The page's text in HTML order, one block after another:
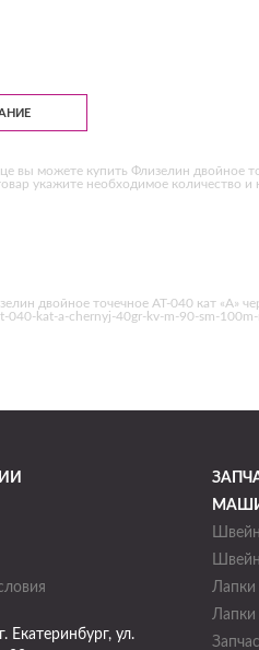
вы можете купить Флизелин двойное
укажите необходимое количество и
двойное точечное AT-040 кат
kat-a-chernyj-40gr-kv-m-90-sm-
Екатеринбург, ул.